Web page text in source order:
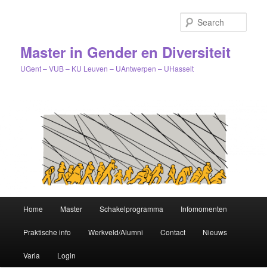
Master in Gender en Diversiteit
UGent – VUB – KU Leuven – UAntwerpen – UHasselt
Skip
to
primary
Home Master Schakelprogramma Infomomenten
Praktische info Werkveld/Alumni Contact Nieuws
Varia Login